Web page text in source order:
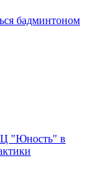
бадминтоном
"Юность" в